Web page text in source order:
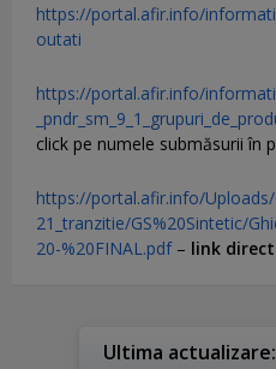
https://portal.afir.info/
outati
https://portal.afir.info/
click pe numele submăsurii în
https://portal.afir.info/
21_tranzitie/GS%20Sintetic/
20-%20FINAL.pdf– link
Ultima